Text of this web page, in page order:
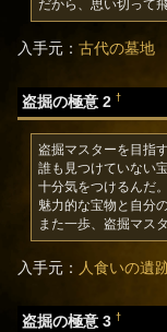
だから、思い切って
入手元：古代の墓地
盗掘の極意 2†
盗掘マスターを目指
誰も見つけていない
十分気をつけるんだ
魅力的な宝物と自分
また一歩、盗掘マス
入手元： 人食いの遺
盗掘の極意 3†